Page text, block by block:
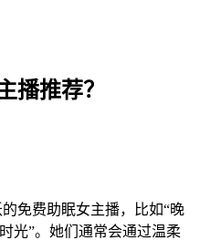
播推荐？
免费助眠女主播，比如“晚
光”。她们通常会通过温柔